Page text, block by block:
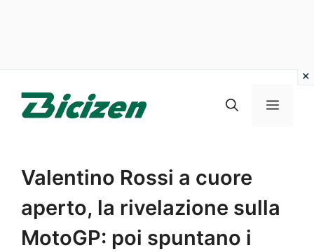
Menu
Valentino Rossi a cuore
aperto, la rivelazione sulla
MotoGP: poi spuntano i